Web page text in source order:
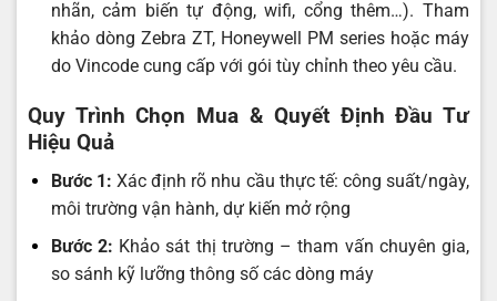
nhãn, cảm biến tự động, wifi, cổng thêm…). Tham
khảo dòng Zebra ZT, Honeywell PM series hoặc máy
do Vincode cung cấp với gói tùy chỉnh theo yêu cầu.
Quy Trình Chọn Mua & Quyết Định Đầu Tư
Hiệu Quả
Bước 1: Xác định rõ nhu cầu thực tế: công suất/ngày,
môi trường vận hành, dự kiến mở rộng
Bước 2: Khảo sát thị trường – tham vấn chuyên gia,
so sánh kỹ lưỡng thông số các dòng máy